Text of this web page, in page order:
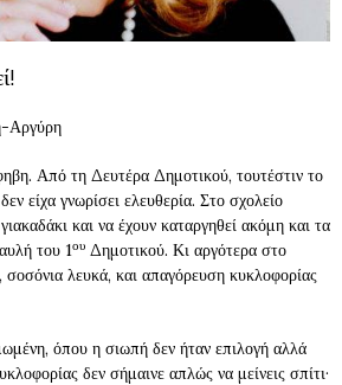
Αργύρη
Από τη Δευτέρα Δημοτικού, τουτέστιν το
είχα γνωρίσει ελευθερία. Στο σχολείο
και να έχουν καταργηθεί ακόμη και τα
του 1ου Δημοτικού. Κι αργότερα στο
σοσόνια λευκά, και απαγόρευση κυκλοφορίας
όπου η σιωπή δεν ήταν επιλογή αλλά
δεν σήμαινε απλώς να μείνεις σπίτι·